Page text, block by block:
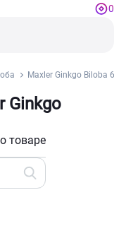
0
Maxler Ginkgo Biloba
Ginkgo
товаре